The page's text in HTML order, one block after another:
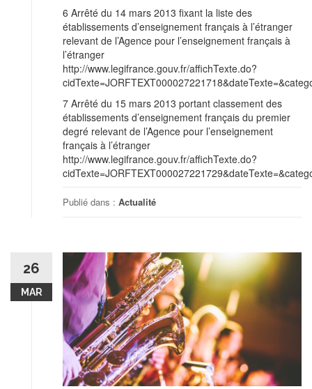
6 Arrêté du 14 mars 2013 fixant la liste des
établissements d’enseignement français à l’étranger
relevant de l’Agence pour l’enseignement français à
l’étranger
http://www.legifrance.gouv.fr/affichTexte.do?
7 Arrêté du 15 mars 2013 portant classement des
établissements d’enseignement français du premier
degré relevant de l’Agence pour l’enseignement
français à l’étranger
http://www.legifrance.gouv.fr/affichTexte.do?
Publié dans : Actualité
26
MAR